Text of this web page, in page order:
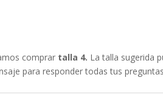
comprar talla 4. La talla sugerida
para responder todas tus